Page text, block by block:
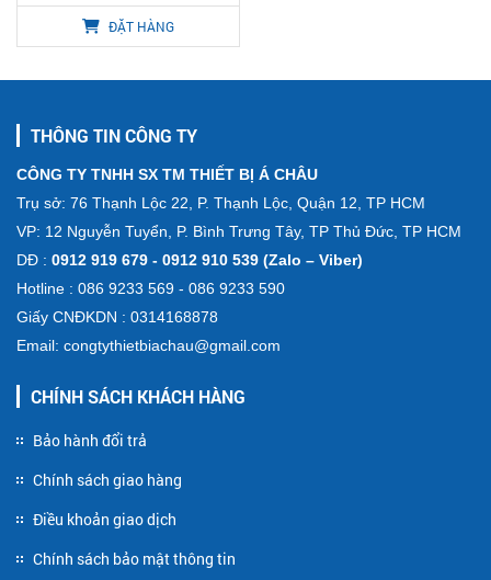
ĐẶT HÀNG
THÔNG TIN CÔNG TY
CÔNG TY TNHH SX TM THIẾT BỊ Á CHÂU
Trụ sở: 76 Thạnh Lộc 22, P. Thạnh Lộc, Quận 12, TP HCM
VP: 12 Nguyễn Tuyển, P. Bình Trưng Tây, TP Thủ Đức, TP HCM
DĐ : 0912 919 679 - 0912 910 539 (Zalo – Viber)
Hotline : 086 9233 569 - 086 9233 590
Giấy CNĐKDN : 0314168878
Email: congtythietbiachau@gmail.com
CHÍNH SÁCH KHÁCH HÀNG
Bảo hành đổi trả
Chính sách giao hàng
Điều khoản giao dịch
Chính sách bảo mật thông tin